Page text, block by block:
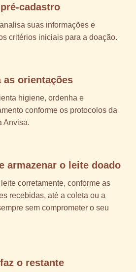
cadastro
suas informações e
critérios iniciais para a doação.
as orientações
higiene, ordenha e
conforme os protocolos da
Anvisa.
armazenar o leite doado
corretamente, conforme as
recebidas, até a coleta ou a
sem comprometer o seu
o restante